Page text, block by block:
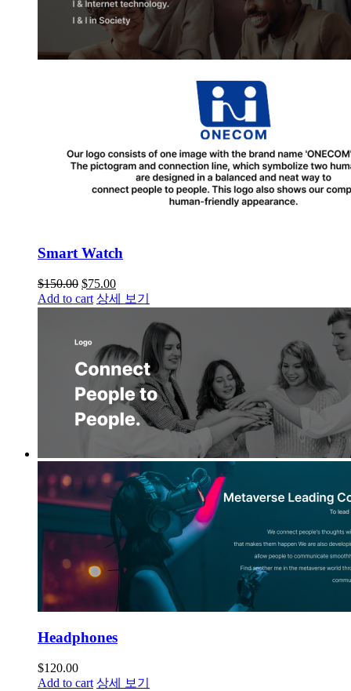
Smart Watch
$150.00 $75.00
Add to cart 상세 보기
Headphones
$120.00
Add to cart 상세 보기